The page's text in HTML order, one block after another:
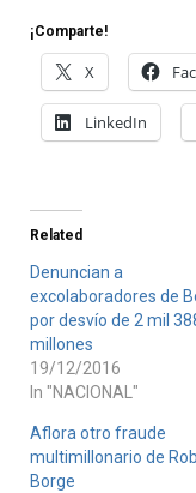
¡Comparte!
X
LinkedIn
Related
Denuncian a
excolaboradores de
por desvío de 2 mil
millones
19/12/2016
In "NACIONAL"
Aflora otro fraude
multimillonario de
Borge